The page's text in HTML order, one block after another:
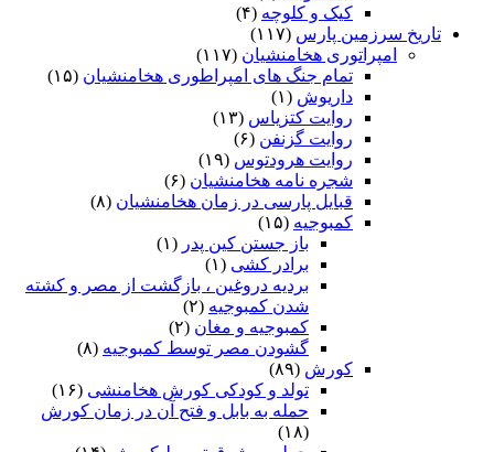
کیک و کلوچه (۴)
تاریخ سرزمین پارس (۱۱۷)
امپراتوری هخامنشیان (۱۱۷)
تمام جنگ های امپراطوری هخامنشیان (۱۵)
داریوش (۱)
روایت کتزیاس (۱۳)
روایت گزنفن (۶)
روایت هرودتوس (۱۹)
شجره نامه هخامنشیان (۶)
قبایل پارسی در زمان هخامنشیان (۸)
کمبوجیه (۱۵)
باز جستن کین پدر (۱)
برادر کشی (۱)
بردیه دروغین ، بازگشت از مصر و کشته
شدن کمبوجیه (۲)
کمبوجیه و مغان (۲)
گشودن مصر توسط کمبوجیه (۸)
کورش (۸۹)
تولد و کودکی کورش هخامنشی (۱۶)
حمله به بابل و فتح آن در زمان کورش
(۱۸)